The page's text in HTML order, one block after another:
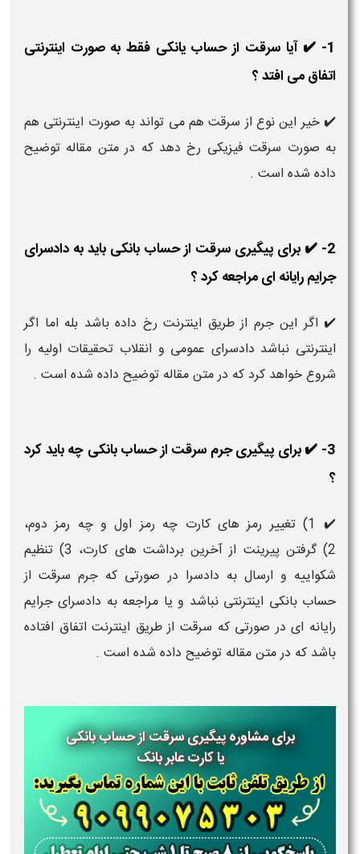
1- ✔️ آیا سرقت از حساب یانکی فقط به صورت اینترنتی
اتفاق می افتد ؟
✔️ خیر این نوع از سرقت هم می تواند به صورت اینترنتی هم
به صورت سرقت فیزیکی رخ دهد که در متن مقاله توضیح
داده شده است .
2- ✔️ برای پیگیری سرقت از حساب بانکی باید به دادسرای
جرایم رایانه ای مراجعه کرد ؟
✔️ اگر این جرم از طریق اینترنت رخ داده باشد بله اما اگر
اینترنتی نباشد دادسرای عمومی و انقلاب تحقیقات اولیه را
شروع خواهد کرد که در متن مقاله توضیح داده شده است .
3- ✔️ برای پیگیری جرم سرقت از حساب بانکی چه باید کرد
؟
✔️ 1) تغییر رمز های کارت چه رمز اول و چه رمز دوم،
2) گرفتن پیرینت از آخرین برداشت های کارت، 3) تنظیم
شکواییه و ارسال به دادسرا در صورتی که جرم سرقت از
حساب بانکی اینترنتی نباشد و یا مراجعه به دادسرای جرایم
رایانه ای در صورتی که سرقت از طریق اینترنت اتفاق افتاده
باشد که در متن مقاله توضیح داده شده است .
برای مشاورهپیگیری سرقت از حساب بانکی
یاکارت عابر بانک